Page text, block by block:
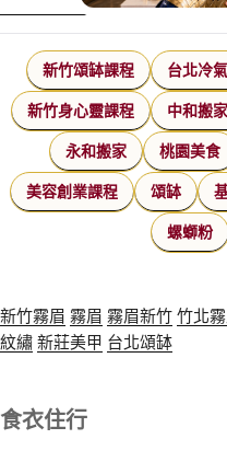
新竹頌缽課程 台北冷
新竹身心靈課程 中和搬
永和搬家 桃園美食
美容創業課程 頌缽
螺螄粉
新竹霧眉 霧眉 霧眉新竹竹北
紋繡新莊美甲 台北頌缽
食衣住行